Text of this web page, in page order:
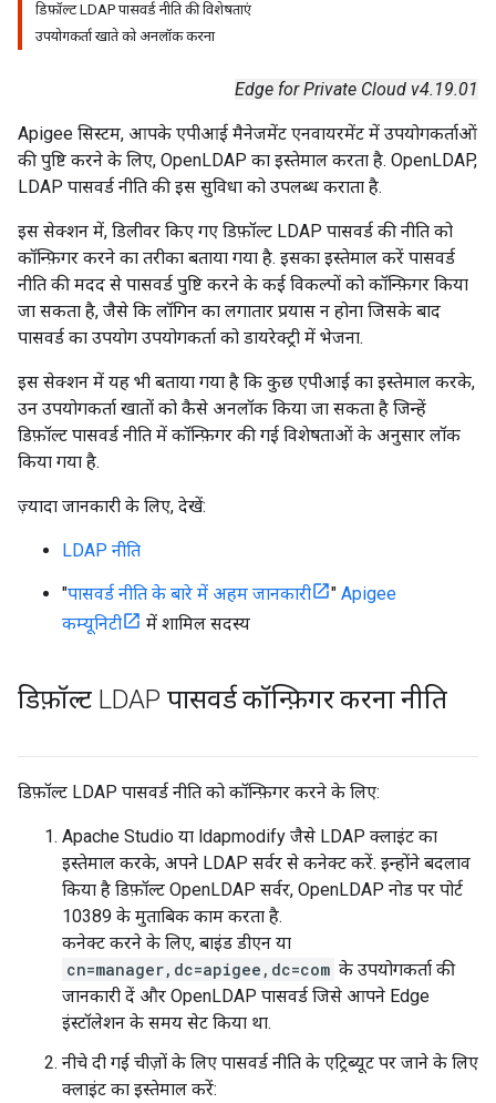
डिफ़ॉल्ट LDAP पासवर्ड नीति की विशेषताएं
उपयोगकर्ता खाते को अनलॉक करना
Edge for Private Cloud v4.19.01
Apigee सिस्टम, आपके एपीआई मैनेजमेंट एनवायरमेंट में उपयोगकर्ताओं
की पुष्टि करने के लिए, OpenLDAP का इस्तेमाल करता है. OpenLDAP,
LDAP पासवर्ड नीति की इस सुविधा को उपलब्ध कराता है.
इस सेक्शन में, डिलीवर किए गए डिफ़ॉल्ट LDAP पासवर्ड की नीति को
कॉन्फ़िगर करने का तरीका बताया गया है. इसका इस्तेमाल करें पासवर्ड
नीति की मदद से पासवर्ड पुष्टि करने के कई विकल्पों को कॉन्फ़िगर किया
जा सकता है, जैसे कि लॉगिन का लगातार प्रयास न होना जिसके बाद
पासवर्ड का उपयोग उपयोगकर्ता को डायरेक्ट्री में भेजना.
इस सेक्शन में यह भी बताया गया है कि कुछ एपीआई का इस्तेमाल करके,
उन उपयोगकर्ता खातों को कैसे अनलॉक किया जा सकता है जिन्हें
डिफ़ॉल्ट पासवर्ड नीति में कॉन्फ़िगर की गई विशेषताओं के अनुसार लॉक
किया गया है.
ज़्यादा जानकारी के लिए, देखें:
LDAP नीति
"पासवर्ड नीति के बारे में अहम जानकारी " Apigee
कम्यूनिटी
में शामिल सदस्य
डिफ़ॉल्ट LDAP पासवर्ड कॉन्फ़िगर करना नीति
डिफ़ॉल्ट LDAP पासवर्ड नीति को कॉन्फ़िगर करने के लिए:
Apache Studio या ldapmodify जैसे LDAP क्लाइंट का
इस्तेमाल करके, अपने LDAP सर्वर से कनेक्ट करें. इन्होंने बदलाव
किया है डिफ़ॉल्ट OpenLDAP सर्वर, OpenLDAP नोड पर पोर्ट
10389 के मुताबिक काम करता है.
कनेक्ट करने के लिए, बाइंड डीएन या
cn=manager,dc=apigee,dc=com के उपयोगकर्ता की
जानकारी दें और OpenLDAP पासवर्ड जिसे आपने Edge
इंस्टॉलेशन के समय सेट किया था.
नीचे दी गई चीज़ों के लिए पासवर्ड नीति के एट्रिब्यूट पर जाने के लिए
क्लाइंट का इस्तेमाल करें: